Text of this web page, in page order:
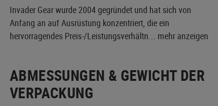
Invader Gear wurde 2004 gegründet und hat sich von
Anfang an auf Ausrüstung konzentriert, die ein
hervorragendes Preis-/Leistungsverhältn... mehr anzeigen
ABMESSUNGEN & GEWICHT DER
VERPACKUNG